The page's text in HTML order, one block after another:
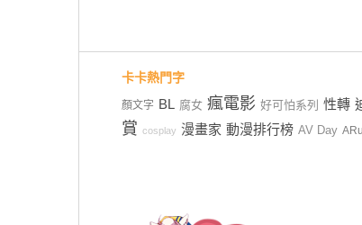
卡卡熱門字
顏文字 BL 腐女 瘋電影 好可怕系列 性轉
賞 cosplay 漫畫家 動漫排行榜 AV Day